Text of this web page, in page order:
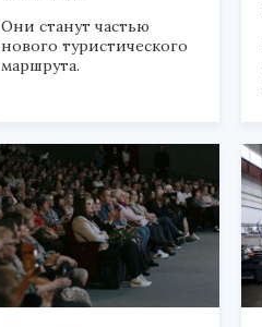
Они станут частью
нового туристического
маршрута.